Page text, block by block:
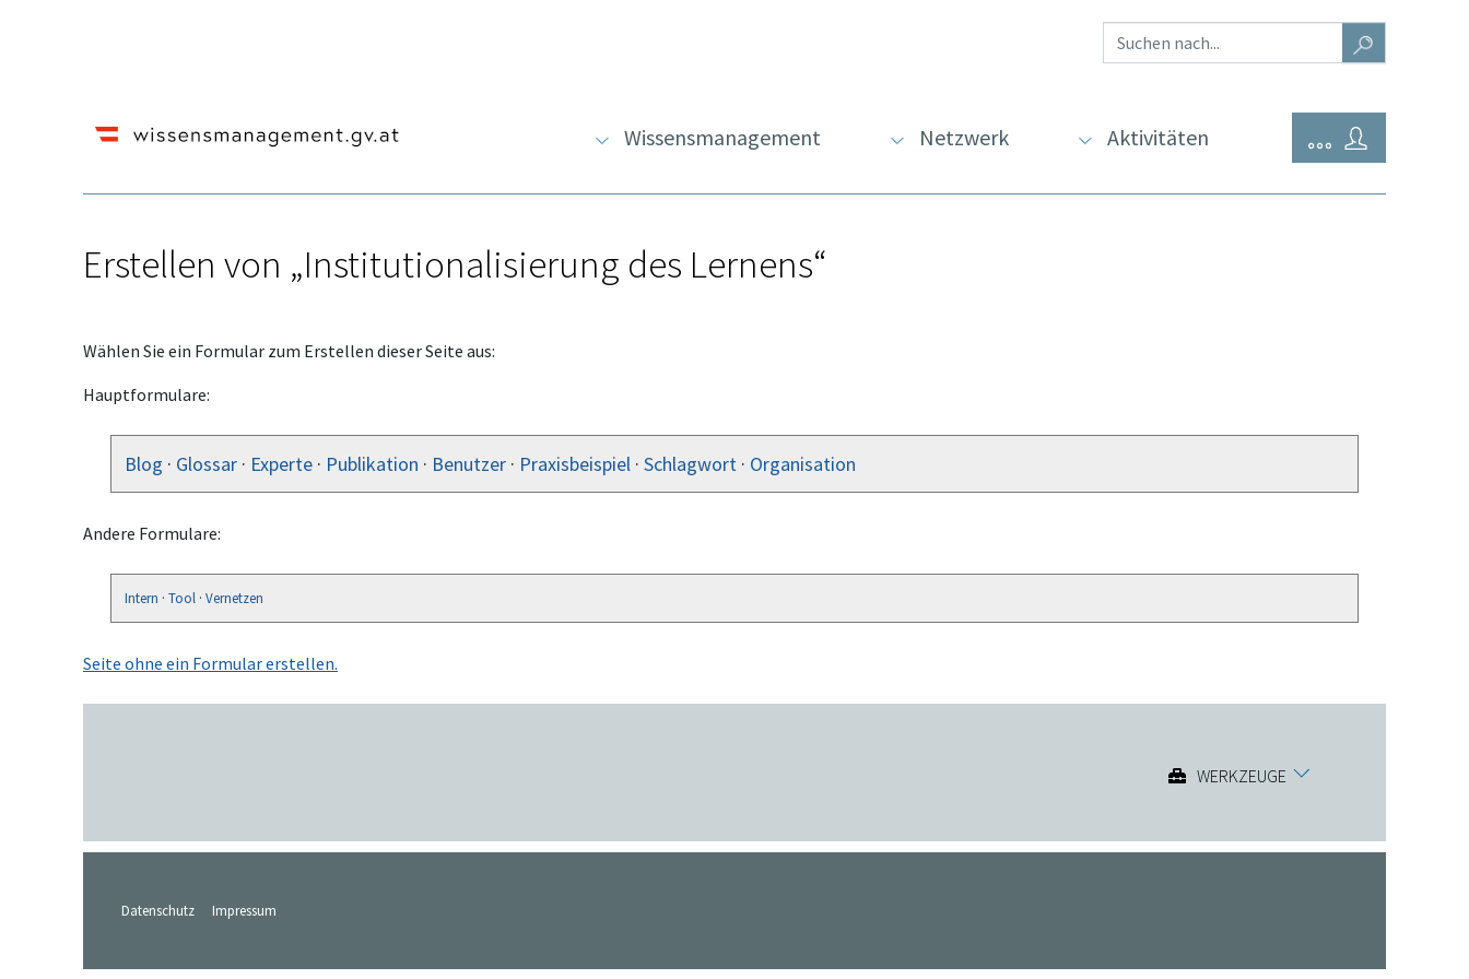
Wissensmanagement Netzwerk Aktivitäten
Erstellen von „Institutionalisierung des Lernens“
Wechseln zu:Navigation, Suche
Wählen Sie ein Formular zum Erstellen dieser Seite aus:
Hauptformulare:
Blog · Glossar · Experte · Publikation · Benutzer · Praxisbeispiel · Schlagwort · Organisation
Andere Formulare:
Intern · Tool · Vernetzen
Seite ohne ein Formular erstellen.
WERKZEUGE
Datenschutz Impressum